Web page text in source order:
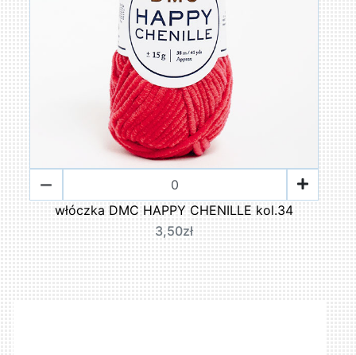
włóczka DMC HAPPY CHENILLE kol.34
3,50zł